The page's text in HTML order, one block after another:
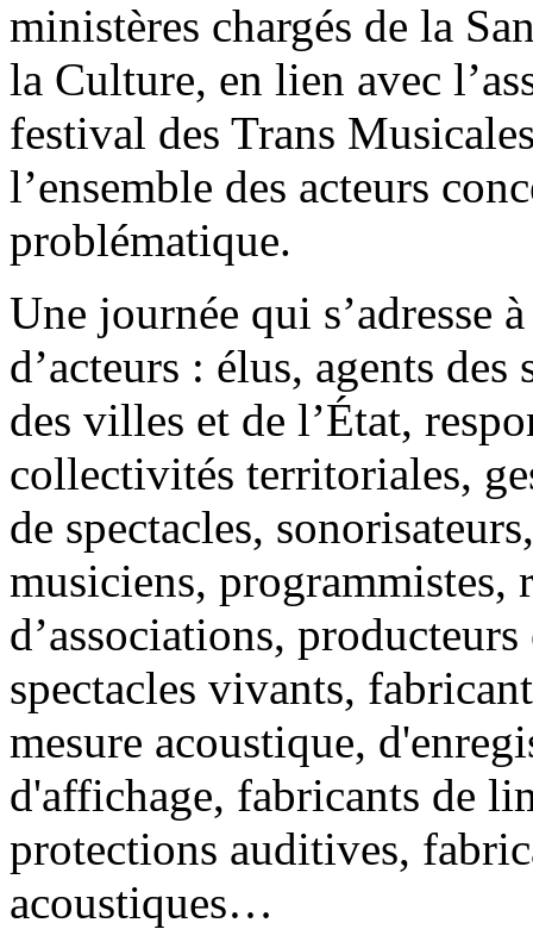
ministères chargés de la
la Culture, en lien avec
festival des Trans
l’ensemble des acteurs
problématique.
Une journée qui s’adresse
d’acteurs : élus, agents
des villes et de l’État,
collectivités territoriales,
de spectacles,
musiciens, programmistes,
d’associations,
spectacles vivants,
mesure acoustique,
d'affichage, fabricants de
protections auditives,
acoustiques…